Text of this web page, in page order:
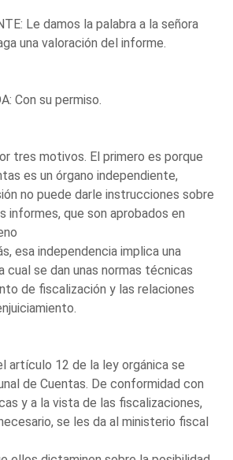
Le damos la palabra a la señora
una valoración del informe.
Con su permiso.
tres motivos. El primero es porque
es un órgano independiente,
no puede darle instrucciones sobre
informes, que son aprobados en
esa independencia implica una
cual se dan unas normas técnicas
de fiscalización y las relaciones
artículo 12 de la ley orgánica se
de Cuentas. De conformidad con
y a la vista de las fiscalizaciones,
se les da al ministerio fiscal